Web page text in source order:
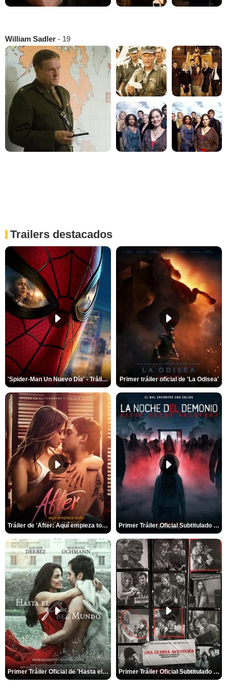
William Sadler - 19
Trailers destacados
'Spider-Man Un Nuevo Día' - Tráiler oficial subtitulado Primer tráiler oficial de 'La Odisea'
Tráiler de 'After: Aquí empieza todo' Primer Tráiler Oficial Subtitulado de 'La Noche Del Demonio: Están Entre Nosotros'
Primer Tráiler Oficial de 'Hasta el fin del mundo' Primer Tráiler Oficial Subtitulado de 'Una última aventura: Detrás de cámaras de Stranger Things 5'